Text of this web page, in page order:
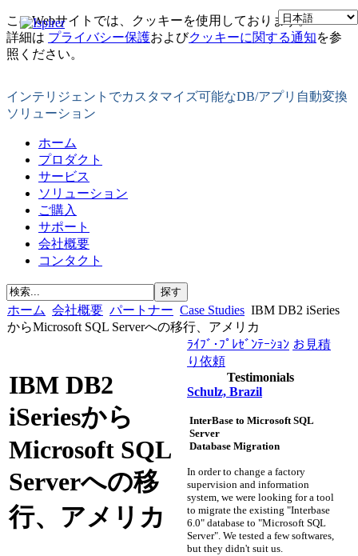
このWebサイトでは、クッキーを使用しております。
詳細は プライバシー保護およびクッキーに関する通知を参
照ください。
インテリジェントでカスタマイズ可能なDB/アプリ自動変換
ソリューション
ホーム
プロダクト
サービス
ソリューション
ご購入
サポート
会社概要
コンタクト
ホーム 会社概要 パートナー Case Studies IBM DB2 iSeries
からMicrosoft SQL Serverへの移行、アメリカ
IBM DB2
iSeriesから
Microsoft SQL
Serverへの移
行、アメリカ
ﾗｲﾌﾞ･ﾌﾟﾚｾﾞﾝﾃｰｼｮﾝ お見積
り依頼
Testimonials
Schulz, Brazil
InterBase to Microsoft SQL
Server
Database Migration
In order to change a factory
supervision and information
system, we were looking for a tool
to migrate the existing "Interbase
6.0" database to "Microsoft SQL
Server". We tested a few softwares,
but they didn't suit us.